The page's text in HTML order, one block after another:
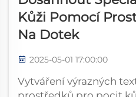
Kůži Pomocí
Na Dotek
2025-05-01 17:00:00
Vytváření výrazných